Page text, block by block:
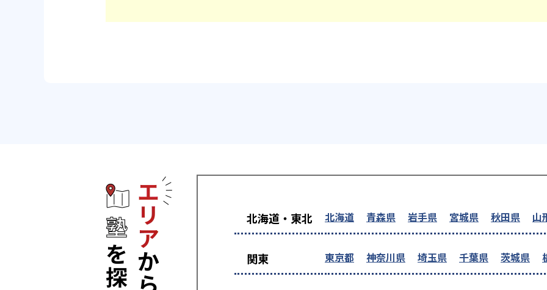
北海道・東北 北海道 青森県 岩手県 宮城県 秋田県 山
関東 東京都 神奈川県 埼玉県 千葉県 茨城県